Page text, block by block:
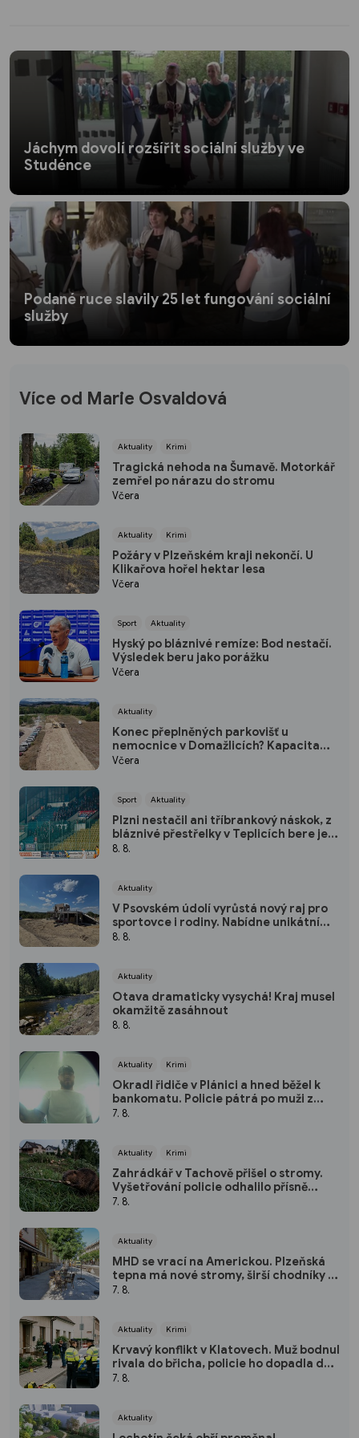
Jáchym dovolí rozšířit sociální služby ve
Studénce
Podané ruce slavily 25 let fungování sociální
služby
Více od Marie Osvaldová
Aktuality Krimi
Tragická nehoda na Šumavě. Motorkář
zemřel po nárazu do stromu
Včera
Aktuality Krimi
Požáry v Plzeňském kraji nekončí. U
Klikařova hořel hektar lesa
Včera
Sport Aktuality
Hyský po bláznivé remíze: Bod nestačí.
Výsledek beru jako porážku
Včera
Aktuality
Konec přeplněných parkovišť u
nemocnice v Domažlicích? Kapacita
vzroste o polovinu
Včera
Sport Aktuality
Plzni nestačil ani tříbrankový náskok, z
bláznivé přestřelky v Teplicích bere jen
bod
8. 8.
Aktuality
V Psovském údolí vyrůstá nový raj pro
sportovce i rodiny. Nabídne unikátní
pumptrack i šestimetrovou vyhlídku
8. 8.
Aktuality
Otava dramaticky vysychá! Kraj musel
okamžitě zasáhnout
8. 8.
Aktuality Krimi
Okradl řidiče v Plánici a hned běžel k
bankomatu. Policie pátrá po muži z
kamerových záznamů
7. 8.
Aktuality Krimi
Zahrádkář v Tachově přišel o stromy.
Vyšetřování policie odhalilo přísně
chráněného viníka
7. 8.
Aktuality
MHD se vrací na Americkou. Plzeňská
tepna má nové stromy, širší chodníky i
zónu 20 km/h
7. 8.
Aktuality Krimi
Krvavý konflikt v Klatovech. Muž bodnul
rivala do břicha, policie ho dopadla do
dvou hodin
7. 8.
Aktuality